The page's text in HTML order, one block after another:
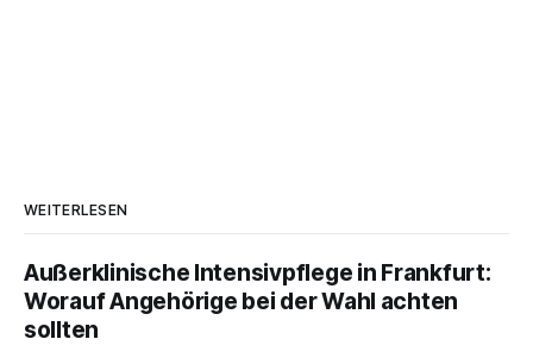
WEITERLESEN
Außerklinische Intensivpflege in Frankfurt:
Worauf Angehörige bei der Wahl achten
sollten